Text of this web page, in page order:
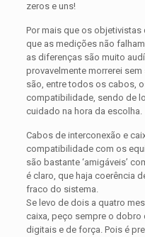
zeros e uns!
Por mais que os objetivistas
que as medições não
as diferenças são muito
provavelmente morrerei
são, entre todos os cabos,
compatibilidade, sendo de
cuidado na hora da escolha.
Cabos de interconexão e
compatibilidade com os
são bastante ‘amigáveis’
é claro, que haja coerência
fraco do sistema.
Se levo de dois a quatro
caixa, peço sempre o
digitais e de força. Pois é